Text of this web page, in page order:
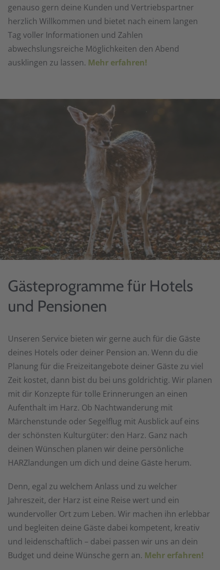
genauso gern deine Kunden und Vertriebspartner
herzlich Willkommen und bietet nach einem langen
Tag voller Informationen und Zahlen
abwechslungsreiche Möglichkeiten den Abend
ausklingen zu lassen. Mehr erfahren!
Gästeprogramme für Hotels
und Pensionen
Unseren Service bieten wir gerne auch für die Gäste
deines Hotels oder deiner Pension an. Wenn du die
Planung für die Freizeitangebote deiner Gäste zu viel
Zeit kostet, dann bist du bei uns goldrichtig. Wir planen
mit dir Konzepte für tolle Erinnerungen an einen
Aufenthalt im Harz. Ob Nachtwanderung mit
Märchenstunde oder Segelflug mit Ausblick auf eins
der schönsten Kulturgüter: den Harz. Ganz nach
deinen Wünschen planen wir deine persönliche
HARZlandungen um dich und deine Gäste herum.
Denn, egal zu welchem Anlass und zu welcher
Jahreszeit, der Harz ist eine Reise wert und ein
wundervoller Ort zum Leben. Wir machen ihn erlebbar
und begleiten deine Gäste dabei kompetent, kreativ
und leidenschaftlich – dabei passen wir uns an dein
Budget und deine Wünsche gern an. Mehr erfahren!